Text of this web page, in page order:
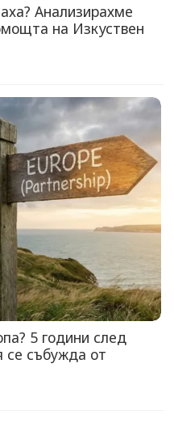
Анализирахме
на Изкуствен
5 години след
се събужда от